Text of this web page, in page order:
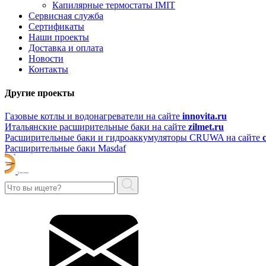
Капилярные термостаты IMIT
Сервисная служба
Сертификаты
Наши проекты
Доставка и оплата
Новости
Контакты
Другие проекты
Газовые котлы и водонагреватели на сайте innovita.ru
Итальянские расширительные баки на сайте zilmet.ru
Расширительные баки и гидроаккумуляторы CRUWA на сайте
Расширительные баки Masdaf